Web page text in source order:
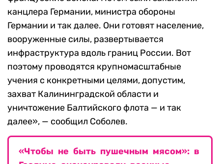
канцлера Германии, министра обороны
Германии и так далее. Они готовят население,
вооруженные силы, развертывается
инфраструктура вдоль границ России. Вот
поэтому проводятся крупномасштабные
учения с конкретными целями, допустим,
захват Калининградской области и
уничтожение Балтийского флота — и так
далее», — сообщил Соболев.
«Чтобы не быть пушечным мясом»: в